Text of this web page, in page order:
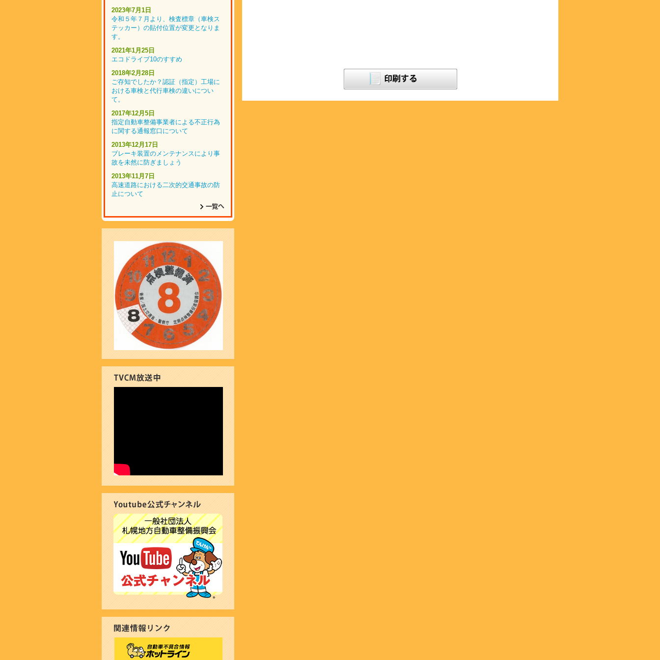
2023年7月1日
令和５年７月より、検査標章（車検ス
テッカー）の貼付位置が変更となりま
す。
2021年1月25日
エコドライブ10のすすめ
2018年2月28日
ご存知でしたか？認証（指定）工場に
おける車検と代行車検の違いについ
て。
2017年12月5日
指定自動車整備事業者による不正行為
に関する通報窓口について
2013年12月17日
ブレーキ装置のメンテナンスにより事
故を未然に防ぎましょう
2013年11月7日
高速道路における二次的交通事故の防
止について